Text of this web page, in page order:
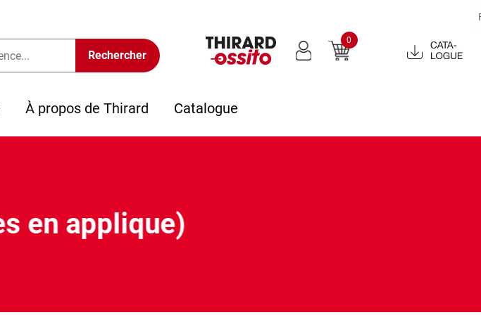
0
Catalogue
2022
À propos de Thirard Catalogue
en applique)